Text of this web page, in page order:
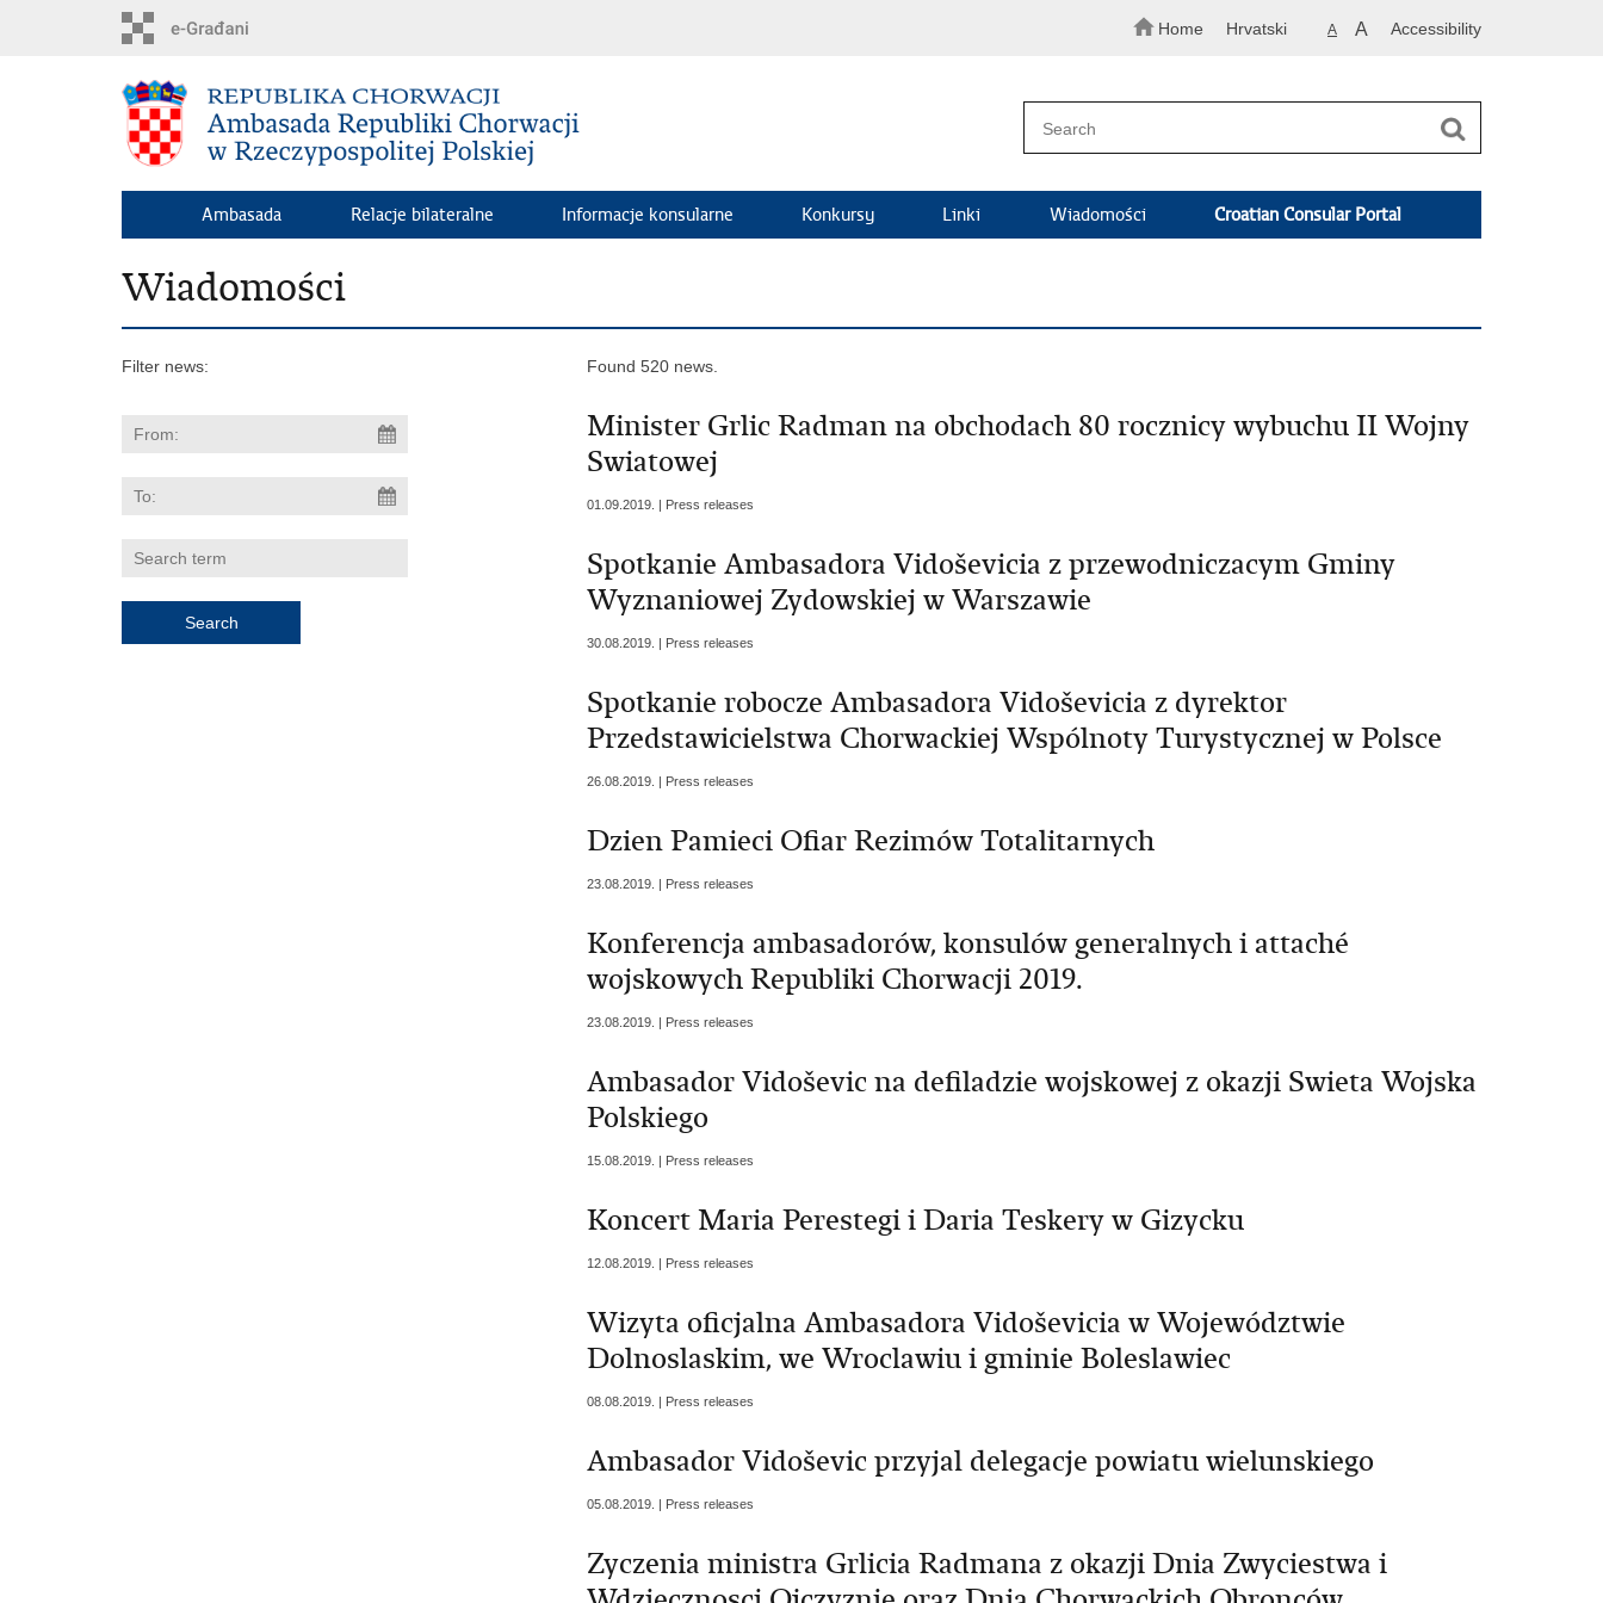
Home Hrvatski A A Accessibility
Ambasada Relacje bilateralne Informacje konsularne Konkursy Linki Wiadomości Croatian Consular Portal
Wiadomości
Filter news: Found 520 news.
Minister Grlic Radman na obchodach 80 rocznicy wybuchu II Wojny
Swiatowej
01.09.2019. | Press releases
Spotkanie Ambasadora Vidoševicia z przewodniczacym Gminy
Wyznaniowej Zydowskiej w Warszawie
30.08.2019. | Press releases
Spotkanie robocze Ambasadora Vidoševicia z dyrektor
Przedstawicielstwa Chorwackiej Wspólnoty Turystycznej w Polsce
26.08.2019. | Press releases
Dzien Pamieci Ofiar Rezimów Totalitarnych
23.08.2019. | Press releases
Konferencja ambasadorów, konsulów generalnych i attaché
wojskowych Republiki Chorwacji 2019.
23.08.2019. | Press releases
Ambasador Vidoševic na defiladzie wojskowej z okazji Swieta Wojska
Polskiego
15.08.2019. | Press releases
Koncert Maria Perestegi i Daria Teskery w Gizycku
12.08.2019. | Press releases
Wizyta oficjalna Ambasadora Vidoševicia w Województwie
Dolnoslaskim, we Wroclawiu i gminie Boleslawiec
08.08.2019. | Press releases
Ambasador Vidoševic przyjal delegacje powiatu wielunskiego
05.08.2019. | Press releases
Zyczenia ministra Grlicia Radmana z okazji Dnia Zwyciestwa i